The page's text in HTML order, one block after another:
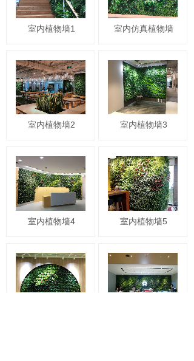
室内植物墙1 室内仿真植物墙
室内植物墙2 室内植物墙3
室内植物墙4 室内植物墙5